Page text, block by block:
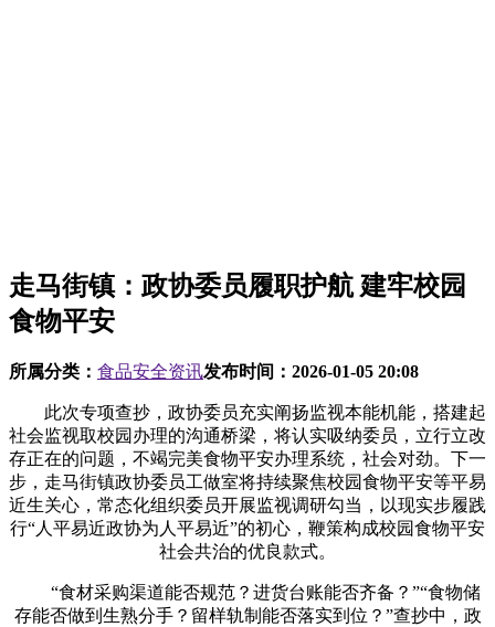
走马街镇：政协委员履职护航 建牢校园
食物平安
所属分类： 食品安全资讯发布时间： 2026-01-05 20:08
此次专项查抄，政协委员充实阐扬监视本能机能，搭建起
社会监视取校园办理的沟通桥梁，将认实吸纳委员，立行立改
存正在的问题，不竭完美食物平安办理系统，社会对劲。下一
步，走马街镇政协委员工做室将持续聚焦校园食物平安等平易
近生关心，常态化组织委员开展监视调研勾当，以现实步履践
行“人平易近政协为人平易近”的初心，鞭策构成校园食物平安
社会共治的优良款式。
“食材采购渠道能否规范？进货台账能否齐备？”“食物储
存能否做到生熟分手？留样轨制能否落实到位？”查抄中，政